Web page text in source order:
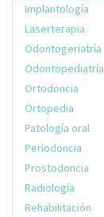
Implantología
Laserterapia
Odontogeriatría
Odontopediatría
Ortodoncia
Ortopedia
Patología oral
Periodoncia
Prostodoncia
Radiología
Rehabilitación